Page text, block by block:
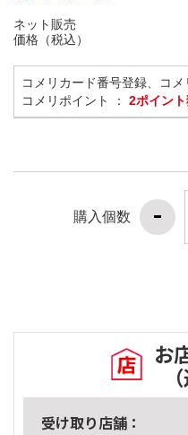
ネット販売
価格（税込）
コメリカード番号登録、コ
コメリポイント ： 2ポイン
購入個数
お
受け取り店舗：